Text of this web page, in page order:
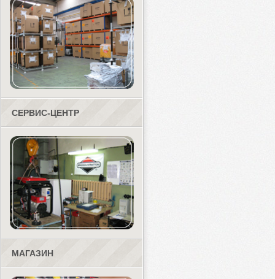
СЕРВИС-ЦЕНТР
МАГАЗИН